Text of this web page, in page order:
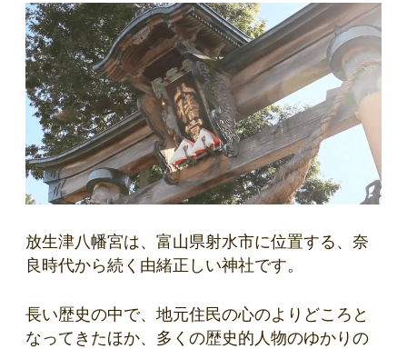
放生津八幡宮は、富山県射水市に位置する、奈
良時代から続く由緒正しい神社です。
長い歴史の中で、地元住民の心のよりどころと
なってきたほか、多くの歴史的人物のゆかりの